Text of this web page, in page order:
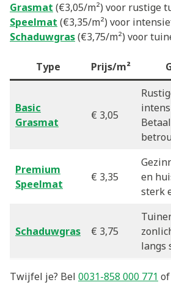
Grasmat (€3,05/m²) voor rustige
Speelmat (€3,35/m²) voor
Schaduwgras(€3,75/m²) voor
Type Prijs/m²
Basic
Grasmat
€ 3,05
Premium
Speelmat
€ 3,35
en
sterk
Schaduwgras € 3,75
langs
Twijfel je? Bel 0031-858 000 771